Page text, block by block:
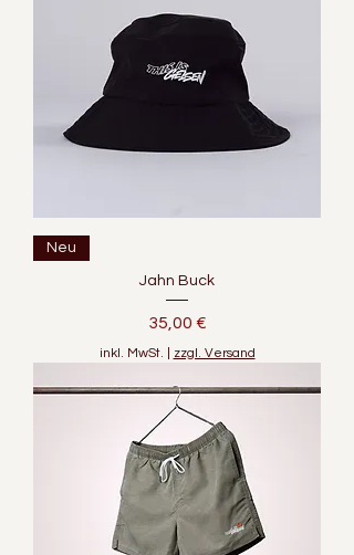
Neu
Jahn Buck
Preis
35,00 €
inkl. MwSt. zzgl. Versand